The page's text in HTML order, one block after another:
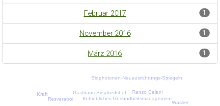
1
Februar 2017
1
November 2016
1
März 2016
Betriebliches Gesundheitsmanagement
Gasthaus Siegfriedshof
Resveratrol
Biophotonen-Neuausrichtungs-Spiegeln
Renzo Celani
Wasser
Kraft